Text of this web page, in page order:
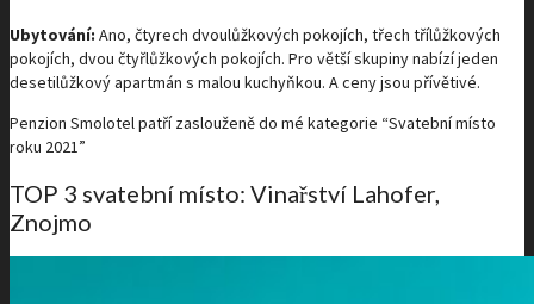
Ubytování: Ano, čtyrech dvoulůžkových pokojích, třech třílůžkových
pokojích, dvou čtyřlůžkových pokojích. Pro větší skupiny nabízí jeden
desetilůžkový apartmán s malou kuchyňkou. A ceny jsou přívětivé.
Penzion Smolotel patří zaslouženě do mé kategorie “Svatební místo
roku 2021”
TOP 3 svatební místo: Vinařství Lahofer,
Znojmo